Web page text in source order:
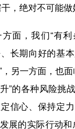
，绝对不可能做
，我们“有利
长期向好的基
另一方面，也
”的各种风险挑
信心、保持定
展的实际行动和